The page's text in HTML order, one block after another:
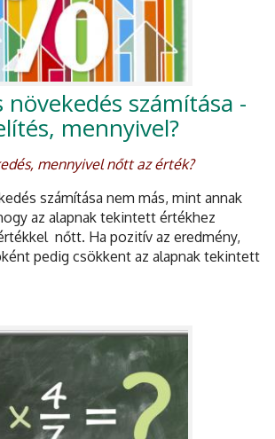
növekedés számítása -
mennyivel?
mennyivel nőtt az érték?
számítása nem más, mint annak
az alapnak tekintett értékhez
nőtt. Ha pozitív az eredmény,
pedig csökkent az alapnak tekintett